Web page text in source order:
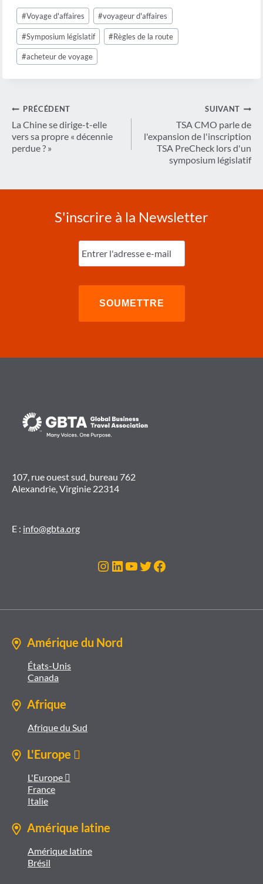
Étiquettes
de
la
publication :
#Voyage d'affaires #voyageur d'affaires
#Symposium législatif #Règles de la route
#acheteur de voyage
Navigation
de
l’article
PRÉCÉDENT
La Chine se dirige-t-elle
vers sa propre « décennie
perdue ? »
SUIVANT
TSA CMO parle de
l'expansion de l'inscription
TSA PreCheck lors d'un
symposium législatif
S'inscrire à la Newsletter
Entrez
l'e-
mail
107, rue ouest sud, bureau 762
Alexandrie, Virginie 22314
E : info@gbta.org
Instagram
LinkedIn
YouTube
Twitter
Facebook
Amérique du Nord
États-Unis
Canada
Afrique
Afrique du Sud
L'Europe 
L'Europe 
France
Italie
Amérique latine
Amérique latine
Brésil